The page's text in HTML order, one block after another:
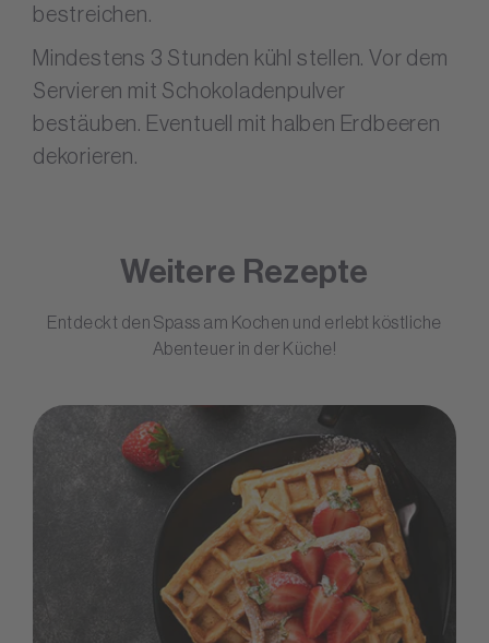
bestreichen.
Mindestens 3 Stunden kühl stellen. Vor dem
Servieren mit Schokoladenpulver
bestäuben. Eventuell mit halben Erdbeeren
dekorieren.
Weitere Rezepte
Entdeckt den Spass am Kochen und erlebt köstliche
Abenteuer in der Küche!